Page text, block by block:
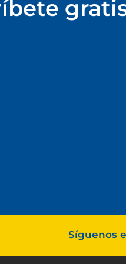
Síguenos